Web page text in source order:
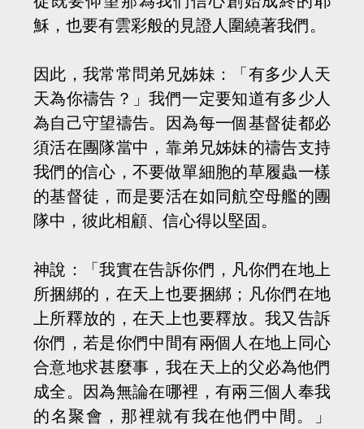
穌，也要有雲彩般的見證人圍繞著我們。
因此，我常常問弟兄姊妹：「有多少人天
天為你禱告？」我們一定要知道有多少人
為自己守望禱告。因為每一個基督徒都必
須活在團隊當中，靠弟兄姊妹的禱告支持
我們的信心，不要做單細胞的草履蟲一樣
的基督徒，而是要活在如同航空母艦的團
隊中，彼此相顧、信心得以堅固。
神說：「我實在告訴你們，凡你們在地上
所捆綁的，在天上也要捆綁；凡你們在地
上所釋放的，在天上也要釋放。我又告訴
你們，若是你們中間有兩個人在地上同心
合意地求甚麼事，我在天上的父必為他們
成全。因為無論在哪裡，有兩三個人奉我
的名聚會，那裡就有我在他們中間。」